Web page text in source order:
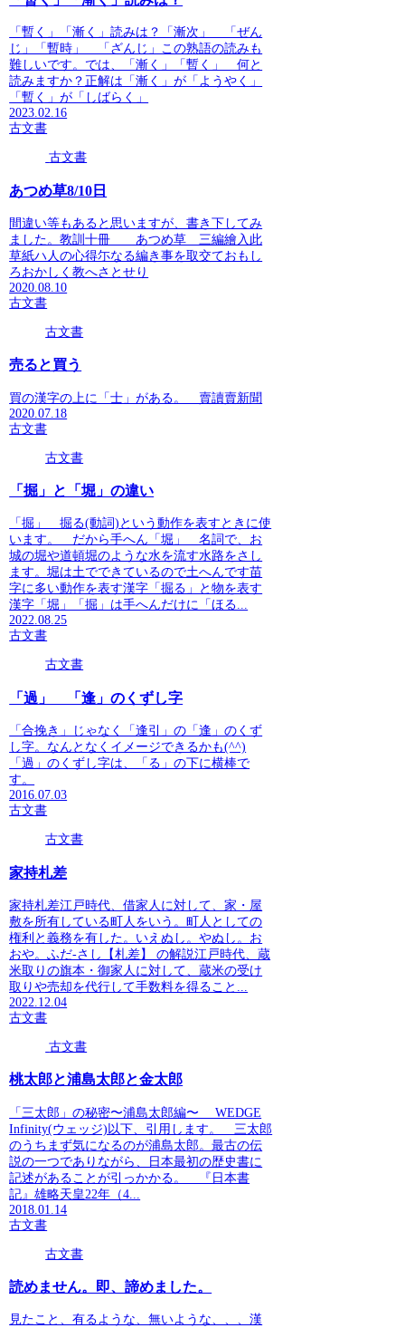
「暫く」「漸く」読みは？「漸次」 「ぜん
じ」「暫時」 「ざんじ」この熟語の読みも
難しいです。では、「漸く」「暫く」 何と
読みますか？正解は「漸く」が「ようやく」
「暫く」が「しばらく」
2023.02.16
古文書
古文書
あつめ草8/10日
間違い等もあると思いますが、書き下してみ
ました。教訓十冊 あつめ草 三編繪入此
草紙ハ人の心得尓なる編き事を取交ておもし
ろおかしく教へさとせり
2020.08.10
古文書
古文書
売ると買う
買の漢字の上に「士」がある。 賣讀賣新聞
2020.07.18
古文書
古文書
「掘」と「堀」の違い
「掘」 掘る(動詞)という動作を表すときに使
います。 だから手へん「堀」 名詞で、お
城の堀や道頓堀のような水を流す水路をさし
ます。堀は土でできているので土へんです苗
字に多い動作を表す漢字「掘る」と物を表す
漢字「堀」「掘」は手へんだけに「ほる...
2022.08.25
古文書
古文書
「過」 「逢」のくずし字
「合挽き」じゃなく「逢引」の「逢」のくず
し字。なんとなくイメージできるかも(^^)
「過」のくずし字は、「る」の下に横棒で
す。
2016.07.03
古文書
古文書
家持札差
家持札差江戸時代、借家人に対して、家・屋
敷を所有している町人をいう。町人としての
権利と義務を有した。いえぬし。やぬし。お
おや。ふだ‐さし【札差】 の解説江戸時代、蔵
米取りの旗本・御家人に対して、蔵米の受け
取りや売却を代行して手数料を得ること...
2022.12.04
古文書
古文書
桃太郎と浦島太郎と金太郎
「三太郎」の秘密〜浦島太郎編〜 WEDGE
Infinity(ウェッジ)以下、引用します。 三太郎
のうちまず気になるのが浦島太郎。最古の伝
説の一つでありながら、日本最初の歴史書に
記述があることが引っかかる。 『日本書
記』雄略天皇22年（4...
2018.01.14
古文書
古文書
読めません。即、諦めました。
見たこと、有るような、無いような、、、漢